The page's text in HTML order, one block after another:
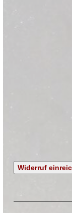
Widerruf